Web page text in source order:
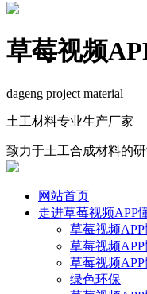
草莓视频
dageng project material
土工材料专业生产厂家
致力于土工合成材料的研制
网站首页
走进草莓视频APP
草莓视频
草莓视频
草莓视频
绿色环保